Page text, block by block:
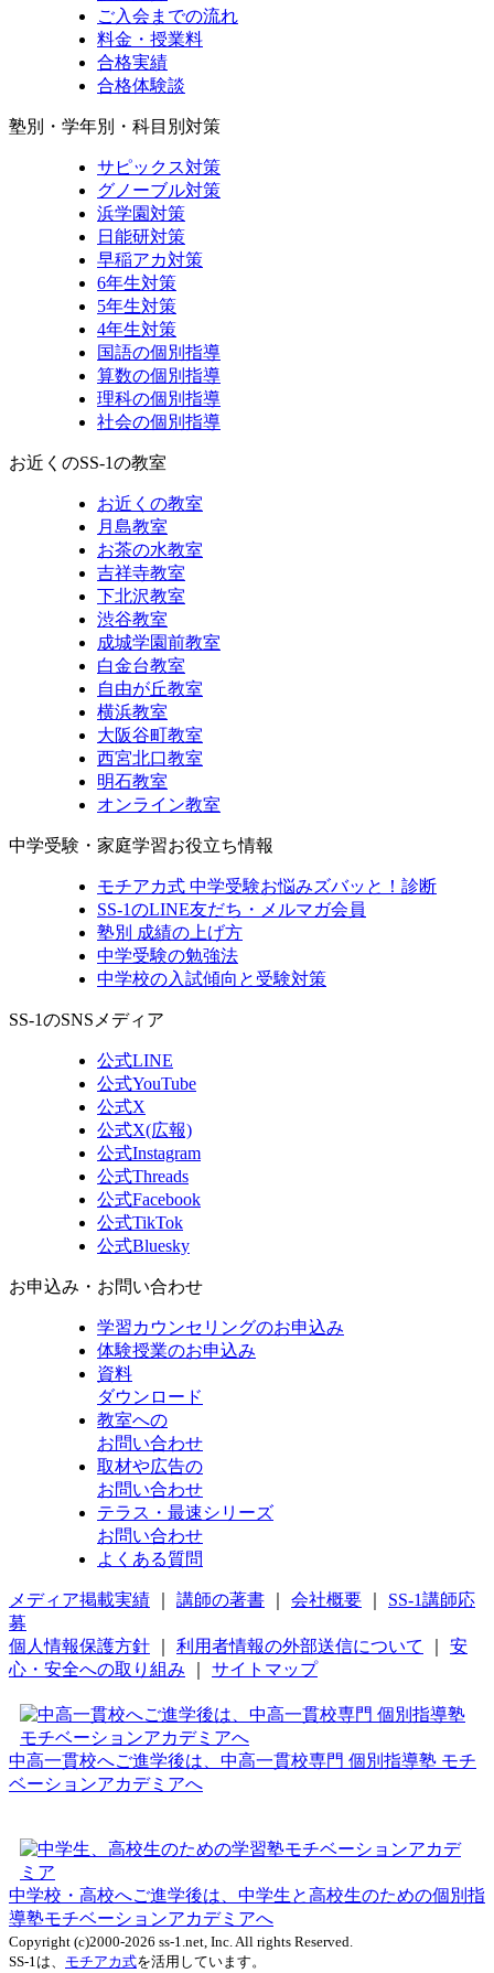
ご入会までの流れ
料金・授業料
合格実績
合格体験談
塾別・学年別・科目別対策
サピックス対策
グノーブル対策
浜学園対策
日能研対策
早稲アカ対策
6年生対策
5年生対策
4年生対策
国語の個別指導
算数の個別指導
理科の個別指導
社会の個別指導
お近くのSS-1の教室
お近くの教室
月島教室
お茶の水教室
吉祥寺教室
下北沢教室
渋谷教室
成城学園前教室
白金台教室
自由が丘教室
横浜教室
大阪谷町教室
西宮北口教室
明石教室
オンライン教室
中学受験・家庭学習お役立ち情報
モチアカ式 中学受験お悩みズバッと！診断
SS-1のLINE友だち・メルマガ会員
塾別 成績の上げ方
中学受験の勉強法
中学校の入試傾向と受験対策
SS-1のSNSメディア
公式LINE
公式YouTube
公式X
公式X(広報)
公式Instagram
公式Threads
公式Facebook
公式TikTok
公式Bluesky
お申込み・お問い合わせ
学習カウンセリングのお申込み
体験授業のお申込み
資料
ダウンロード
教室への
お問い合わせ
取材や広告の
お問い合わせ
テラス・最速シリーズ
お問い合わせ
よくある質問
メディア掲載実績 講師の著書 会社概要
SS-1講師応
募
個人情報保護方針
利用者情報の外部送信について
安
心・安全への取り組み
サイトマップ
中高一貫校へご進学後は、中高一貫校専門 個別指導塾 モチ
ベーションアカデミアへ
中学校・高校へご進学後は、中学生と高校生のための個別指
導塾モチベーションアカデミアへ
Copyright (c)2000-2026 ss-1.net, Inc. All rights Reserved.
SS-1は、 モチアカ式を活用しています。